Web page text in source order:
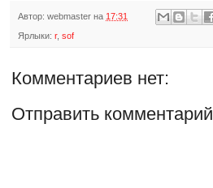
Автор: webmaster на 17:31
Ярлыки: r, sof
Комментариев нет:
Отправить комментарий